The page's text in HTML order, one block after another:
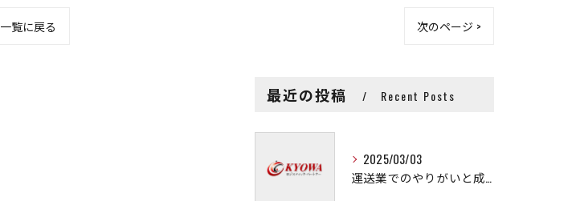
一覧に戻る 次のページ >
最近の投稿 Recent Posts
2025/03/03
運送業でのやりがいと成長の秘訣